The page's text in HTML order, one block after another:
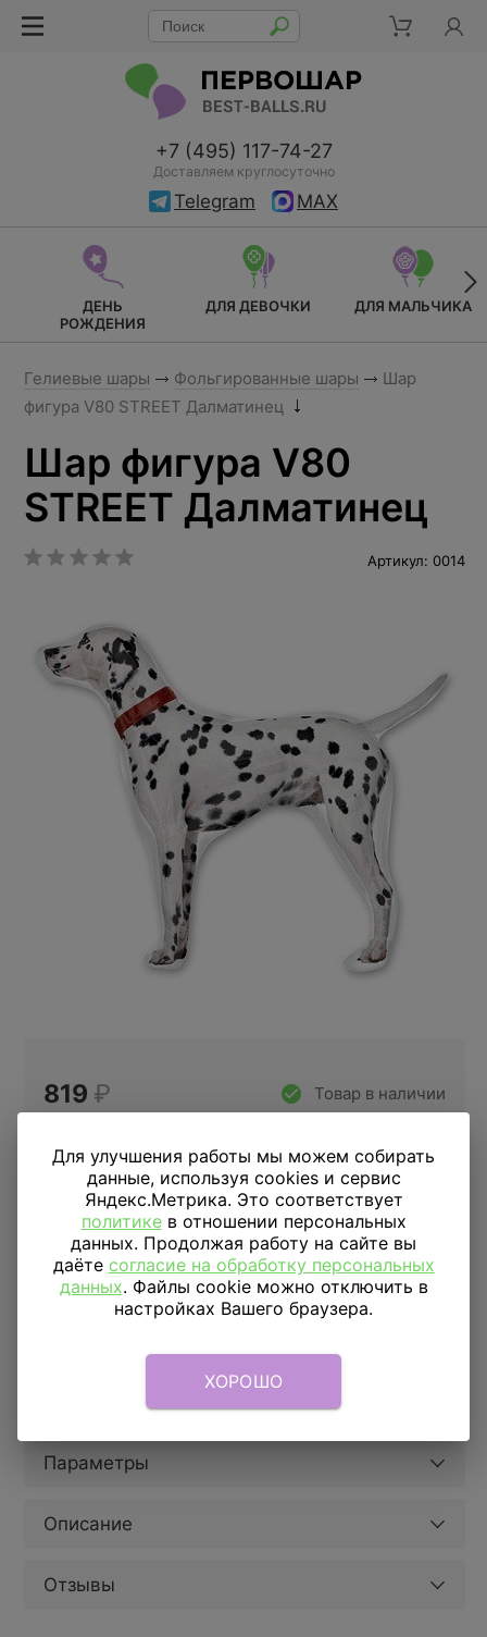
+7 (495) 117-74-27
Доставляем круглосуточно
Telegram MAX
ДЕНЬ
РОЖДЕНИЯ
ДЛЯ ДЕВОЧКИ ДЛЯ МАЛЬЧИКА
Гелиевые шары Фольгированные шары
Шар
фигура V80 STREET Далматинец
Шар фигура V80
STREET Далматинец
Артикул: 0014
Товар в наличии
819 ₽
Купить в 1 клик
ДОСТАВКАПО МОСКВЕ
Доставка за МКАД 690 руб.+ 50 руб/км.
Параметры
Описание
Отзывы
Для улучшения работы мы можем собирать
данные, используя cookies и сервис
Яндекс.Метрика. Это соответствует
политикев отношении персональных
данных. Продолжая работу на сайте вы
даёте согласие на обработку персональных
данных. Файлы cookie можно отключить в
настройках Вашего браузера.
ХОРОШО